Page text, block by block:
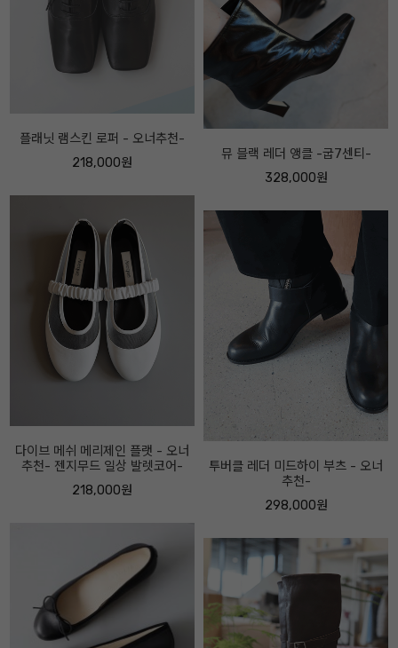
뮤 블랙 레더 앵클 -굽7센티-
투버클 레더 미드하이 부츠 - 오너
추천-
니커즈 -보송퍼 ver -
228,000원
로우 보우 로퍼-5센티 - 오너추천!-
208,000원